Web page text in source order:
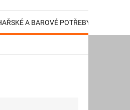
A BAROVÉ POTŘEBY